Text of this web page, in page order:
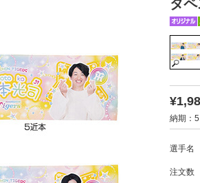
タ
納期：
選手名
注文数